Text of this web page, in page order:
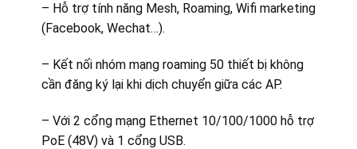
– Hỗ trợ tính năng Mesh, Roaming, Wifi marketing
(Facebook, Wechat…).
– Kết nối nhóm mạng roaming 50 thiết bị không
cần đăng ký lại khi dịch chuyển giữa các AP.
– Với 2 cổng mạng Ethernet 10/100/1000 hỗ trợ
PoE (48V) và 1 cổng USB.